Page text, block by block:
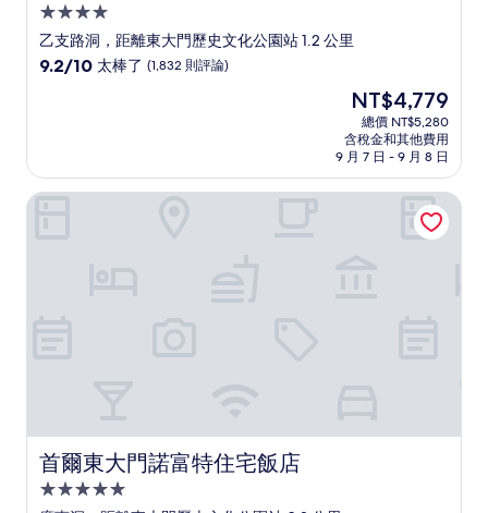
4.0
星
級
乙支路洞，距離東大門歷史文化公園站 1.2 公里
9.2
太
棒
9.2/10 太棒了 (1,832 則評論)
現
在
價
格
為
NT$4,779
NT$4,779
總價 NT$5,280
含稅金和其他費用
9 月 7 日 - 9 月 8 日
首爾東大門諾富特住宅飯店
首爾東大門諾富特住宅飯店
5.0
首爾東大門諾富特住宅飯店